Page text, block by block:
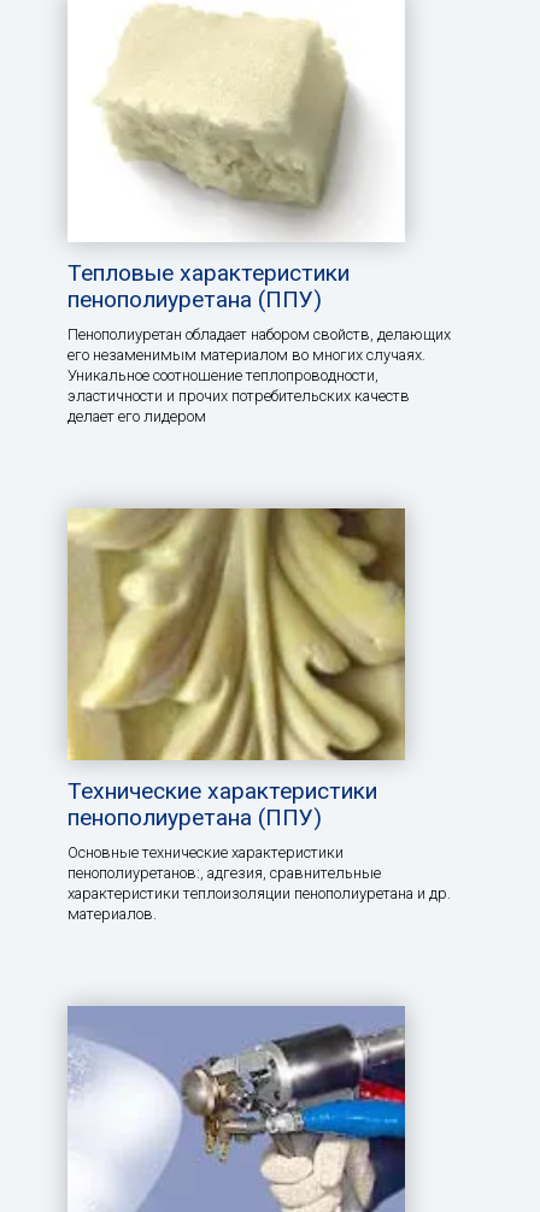
Тепловые характеристики
пенополиуретана (ППУ)
Пенополиуретан обладает набором свойств, делающих
его незаменимым материалом во многих случаях.
Уникальное соотношение теплопроводности,
эластичности и прочих потребительских качеств
делает его лидером
Технические характеристики
пенополиуретана (ППУ)
Основные технические характеристики
пенополиуретанов:, aдгезия, сравнительные
характеристики теплоизоляции пенополиуретана и др.
материалов.